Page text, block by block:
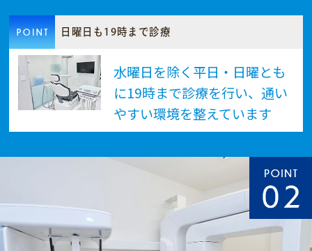
日曜日も19時まで診療
水曜日を除く平日・日曜とも
に19時まで診療を行い、通い
やすい環境を整えています